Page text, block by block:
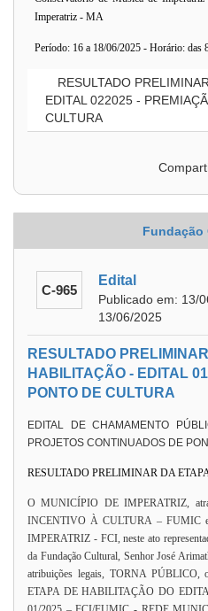
Imperatriz - MA
Período: 16 a 18/06/2025 - Horário: das
RESULTADO
EDITAL 022025 -
CULTURA
Fundação
C-965
Edital
Publicado em: 13/
13/06/2025
RESULTADO
HABILITAÇÃO - EDITAL
PONTO DE CULTURA
EDITAL DE CHAMAMENTO
PROJETOS CONTINUADOS DE
RESULTADO PRELIMINAR DA
O MUNICÍPIO DE IMPERATRIZ,
INCENTIVO À CULTURA – FUMIC
IMPERATRIZ - FCI, neste ato
da Fundação Cultural, Senhor José
atribuições legais, TORNA
ETAPA DE HABILITAÇÃO DO